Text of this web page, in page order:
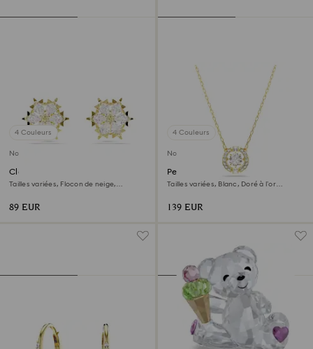
4 Couleurs
Nouveau
Clous d'oreilles Magic
Tailles variées, Flocon de neige,
89 EUR
4 Couleurs
Nouveau
Pendentif Una Angelic
Tailles variées, Blanc, Doré à l’or
139 EUR